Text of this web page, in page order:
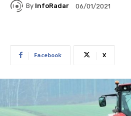
By InfoRadar 06/01/2021
Facebook X